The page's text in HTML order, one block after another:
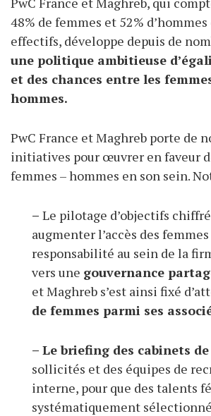
48% de femmes et 52% d’hommes
effectifs, développe depuis de
une politique ambitieuse
et des chances entre les
hommes.
PwC France et Maghreb porte de
initiatives pour œuvrer en faveur
femmes – hommes en son sein.
– Le pilotage d’objectifs
augmenter l’accès des
responsabilité au sein de la
vers une gouvernance
et Maghreb s’est ainsi fixé
de femmes parmi ses
– Le briefing des cabinets
sollicités et des équipes de
interne, pour que des talents
systématiquement